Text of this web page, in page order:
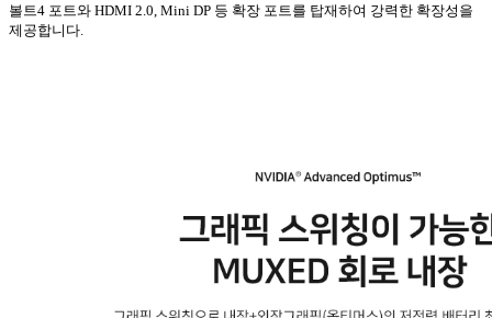
볼트4 포트와 HDMI 2.0, Mini DP 등 확장 포트를 탑재하여 강력한 확장성을
제공합니다